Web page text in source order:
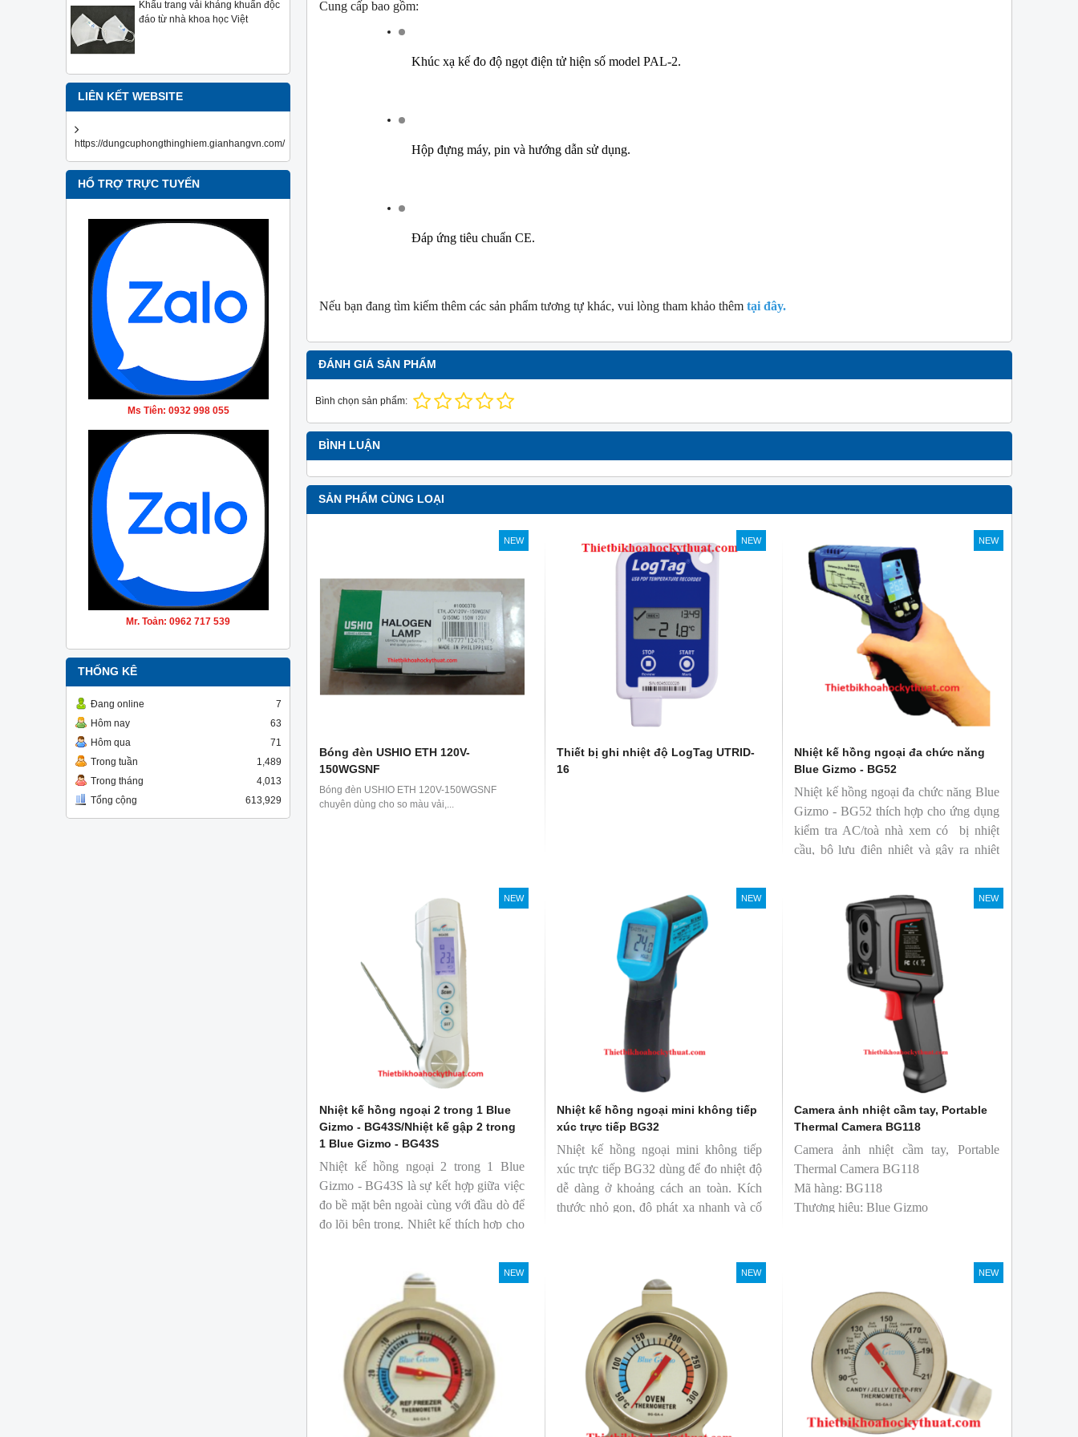
Khẩu trang vải kháng khuẩn độc
đáo từ nhà khoa học Việt
LIÊN KẾT WEBSITE
https://dungcuphongthinghiem.gianhangvn.com/
HỔ TRỢ TRỰC TUYẾN
Ms Tiên: 0932 998 055
Mr. Toản: 0962 717 539
THỐNG KÊ
Đang online
7
Hôm nay
63
Hôm qua
71
Trong tuần
1,489
Trong tháng
4,013
Tổng cộng
613,929
Cung cấp bao gồm:
Khúc xạ kế đo độ ngọt điện tử hiện số model PAL-2.
Hộp đựng máy, pin và hướng dẫn sử dụng.
Đáp ứng tiêu chuẩn CE.
Nếu bạn đang tìm kiếm thêm các sản phẩm tương tự khác, vui lòng tham khảo thêm tại đây.
ĐÁNH GIÁ SẢN PHẨM
Bình chọn sản phẩm:
BÌNH LUẬN
SẢN PHẨM CÙNG LOẠI
NEW
Bóng đèn USHIO ETH 120V-
150WGSNF
Bóng đèn USHIO ETH 120V-150WGSNF
chuyên dùng cho so màu vải,...
NEW
Thiết bị ghi nhiệt độ LogTag UTRID-
16
NEW
Nhiệt kế hồng ngoại đa chức năng
Blue Gizmo - BG52
Nhiệt kế hồng ngoại đa chức năng Blue
Gizmo - BG52 thích hợp cho ứng dụng
kiểm tra AC/toà nhà xem có bị nhiệt
cầu, bộ lưu điện nhiệt và gây ra nhiệt
NEW
Nhiệt kế hồng ngoại 2 trong 1 Blue
Gizmo - BG43S/Nhiệt kế gập 2 trong
1 Blue Gizmo - BG43S
Nhiệt kế hồng ngoại 2 trong 1 Blue
Gizmo - BG43S là sự kết hợp giữa việc
đo bề mặt bên ngoài cùng với đầu dò để
đo lõi bên trong. Nhiệt kế thích hợp cho
NEW
Nhiệt kế hồng ngoại mini không tiếp
xúc trực tiếp BG32
Nhiệt kế hồng ngoại mini không tiếp
xúc trực tiếp BG32 dùng để đo nhiệt độ
dễ dàng ở khoảng cách an toàn. Kích
thước nhỏ gọn, độ phát xạ nhanh và cố
NEW
Camera ảnh nhiệt cầm tay, Portable
Thermal Camera BG118
Camera ảnh nhiệt cầm tay, Portable
Thermal Camera BG118
Mã hàng: BG118
Thương hiệu: Blue Gizmo
NEW NEW NEW